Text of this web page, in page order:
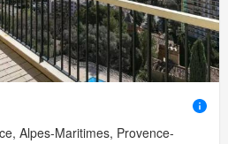
Alpes-Maritimes, Provence-